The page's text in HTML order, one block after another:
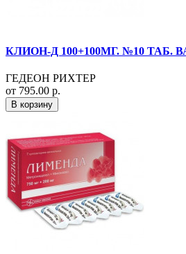
КЛИОН-Д 100+100МГ. №10 ТАБ.
ГЕДЕОН РИХТЕР
от 795.00 р.
В корзину